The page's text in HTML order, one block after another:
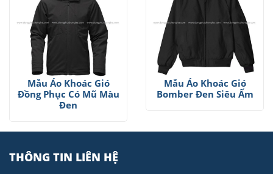
Mẫu Áo Khoác Gió
Đồng Phục Có Mũ Màu
Đen
Mẫu Áo Khoác Gió
Bomber Đen Siêu Ấm
THÔNG TIN LIÊN HỆ